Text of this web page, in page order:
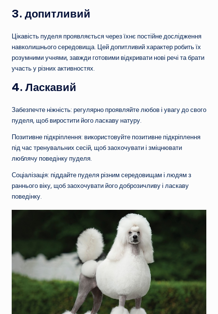
3. допитливий
Цікавість пуделя проявляється через їхнє постійне дослідження
навколишнього середовища. Цей допитливий характер робить їх
розумними учнями, завжди готовими відкривати нові речі та брати
участь у різних активностях.
4. Ласкавий
Забезпечте ніжність: регулярно проявляйте любов і увагу до свого
пуделя, щоб виростити його ласкаву натуру.
Позитивне підкріплення: використовуйте позитивне підкріплення
під час тренувальних сесій, щоб заохочувати і зміцнювати
люблячу поведінку пуделя.
Соціалізація: піддайте пуделя різним середовищам і людям з
раннього віку, щоб заохочувати його доброзичливу і ласкаву
поведінку.